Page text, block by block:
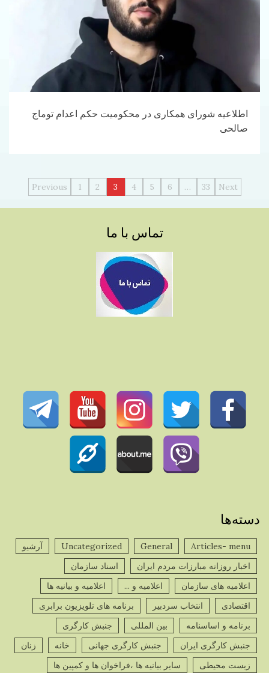
اطلاعیه شورای همکاری در محکومیت حکم اعدام توماج
صالحی‎
راهبری
Previous 1 2 3 4 5 6 … 33 Next
تماس با ما
دسته‌ها
Articles- menu
General
Uncategorized
آرشیو
اخبار روزانه مبارزات مردم ایران
اسناد سازمان
اعلامیه های سازمان
اعلامیه و ...
اعلامیه و بیانیه ها
اقتصادی
انتخاب سردبیر
برنامه های تلویزیون برابری
برنامه و اساسنامه
بین المللی
جنبش کارگری
جنبش کارگری ایران
جنبش کارگری جهانی خانه
زنان
زیست محیطی
سایر بیانیه ها ،فراخوان ها و کمپین ها